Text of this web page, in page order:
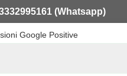
(Whatsapp)
Google Positive